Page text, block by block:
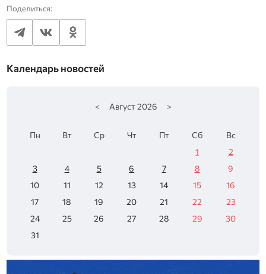
Поделиться:
Календарь новостей
< Август 2026 >
Пн Вт Ср Чт Пт Сб
Вс
1
2
3
4 5 6 7 8
9
10
11 12 13 14 15
16
17
18 19 20 21 22
23
24
25 26 27 28 29
30
31